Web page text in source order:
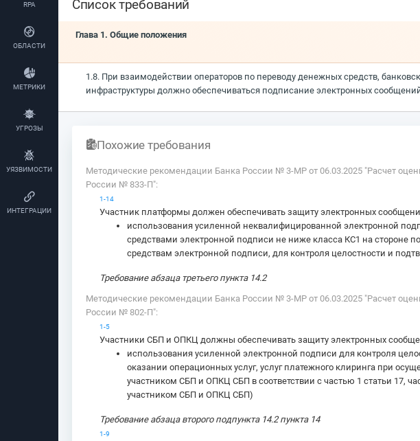
RPA
ОБЛАСТИ
МЕТРИКИ
УГРОЗЫ
УЯЗВИМОСТИ
ИНТЕГРАЦИИ
Список требований
Глава 1. Общие положения
1.8. При взаимодействии операторов по переводу денежных средств,
инфраструктуры должно обеспечиваться подписание электронных
Похожие требования
Методические рекомендации Банка России № 3-МР от 06.03.2025 "Расчет
России № 833-П":
1-14
Участник платформы должен обеспечивать защиту электронных
использования усиленной неквалифицированной электронной
средствами электронной подписи не ниже класса КС1 на стороне
средствам электронной подписи, для контроля целостности и
Требование абзаца третьего пункта 14.2
Методические рекомендации Банка России № 3-МР от 06.03.2025 "Расчет
России № 802-П":
1-5
Участники СБП и ОПКЦ должны обеспечивать защиту электронных
использования усиленной электронной подписи для контроля
оказании операционных услуг, услуг платежного клиринга при
участником СБП и ОПКЦ СБП в соответствии с частью 1 статьи 17,
участником СБП и ОПКЦ СБП)
Требование абзаца второго подпункта 14.2 пункта 14
1-9